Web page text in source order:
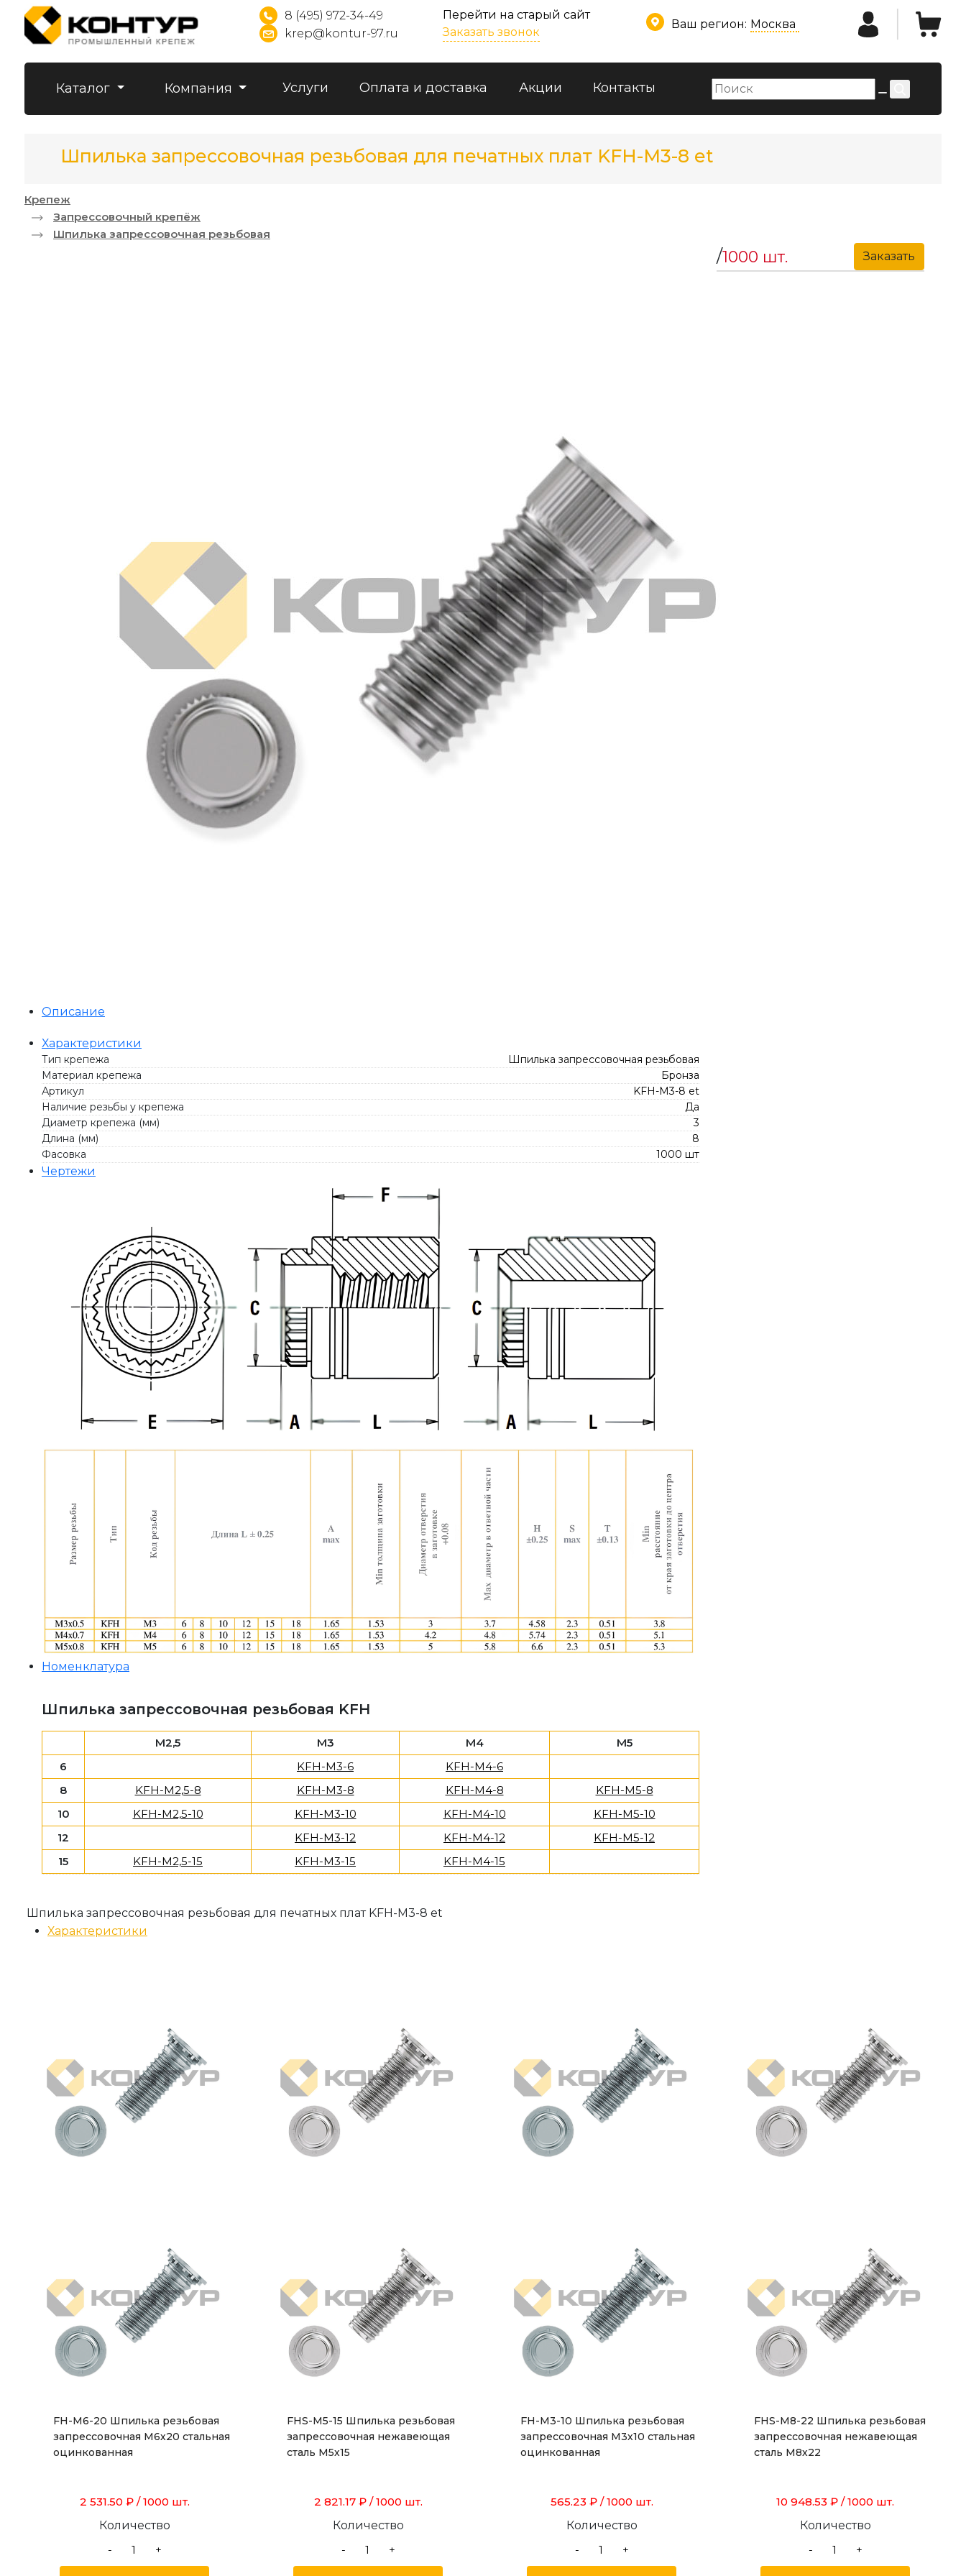
8 (495) 972-34-49
krep@kontur-97.ru
Перейти на старый сайт
Заказать звонок
Ваш регион: Москва
Каталог Компания Услуги Оплата и доставка Акции Контакты
Шпилька запрессовочная резьбовая для печатных плат KFH-M3-8 et
Крепеж
Запрессовочный крепёж
Шпилька запрессовочная резьбовая
/1000 шт. Заказать
Описание
Характеристики
Тип крепежа
Шпилька запрессовочная резьбовая
Материал крепежа
Бронза
Артикул
KFH-M3-8 et
Наличие резьбы у крепежа
Да
Диаметр крепежа (мм)
3
Длина (мм)
8
Фасовка
1000 шт
Чертежи
Номенклатура
Шпилька запрессовочная резьбовая KFH
M2,5 M3 M4
M5
6
KFH-M3-6
KFH-M4-6
8
KFH-M2,5-8 KFH-M3-8 KFH-M4-8
KFH-M5-8
10
KFH-M2,5-10 KFH-M3-10 KFH-M4-10
KFH-M5-10
12
KFH-M3-12 KFH-M4-12
KFH-M5-12
15
KFH-M2,5-15 KFH-M3-15 KFH-M4-15
Шпилька запрессовочная резьбовая для печатных плат KFH-M3-8 et
Характеристики
FH-M6-20 Шпилька резьбовая
запрессовочная М6х20 стальная
оцинкованная
2 531.50 ₽ / 1000 шт.
Количество
-
+
FHS-M5-15 Шпилька резьбовая
запрессовочная нежавеющая
сталь М5х15
2 821.17 ₽ / 1000 шт.
Количество
-
+
FH-M3-10 Шпилька резьбовая
запрессовочная М3х10 стальная
оцинкованная
565.23 ₽ / 1000 шт.
Количество
-
+
FHS-M8-22 Шпилька резьбовая
запрессовочная нежавеющая
сталь М8х22
10 948.53 ₽ / 1000 шт.
Количество
-
+